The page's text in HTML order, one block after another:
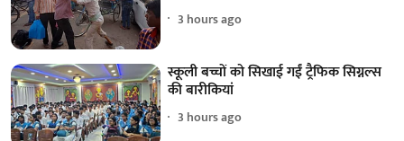
3 hours ago
स्कूली बच्चों को सिखाई गईं ट्रैफिक सिग्नल्स
की बारीकियां
3 hours ago